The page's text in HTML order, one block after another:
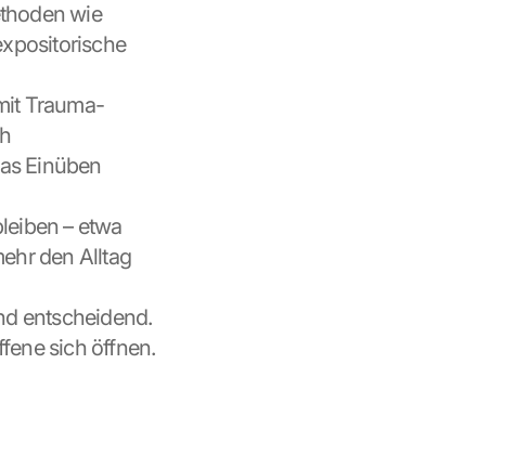
wie
Trauma-
Einüben
– etwa
den Alltag
entscheidend.
sich öffnen.